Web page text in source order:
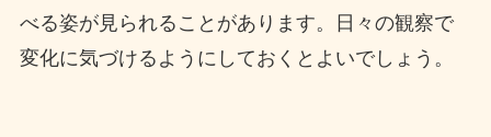
べる姿が見られることがあります。日々の観察で
変化に気づけるようにしておくとよいでしょう。